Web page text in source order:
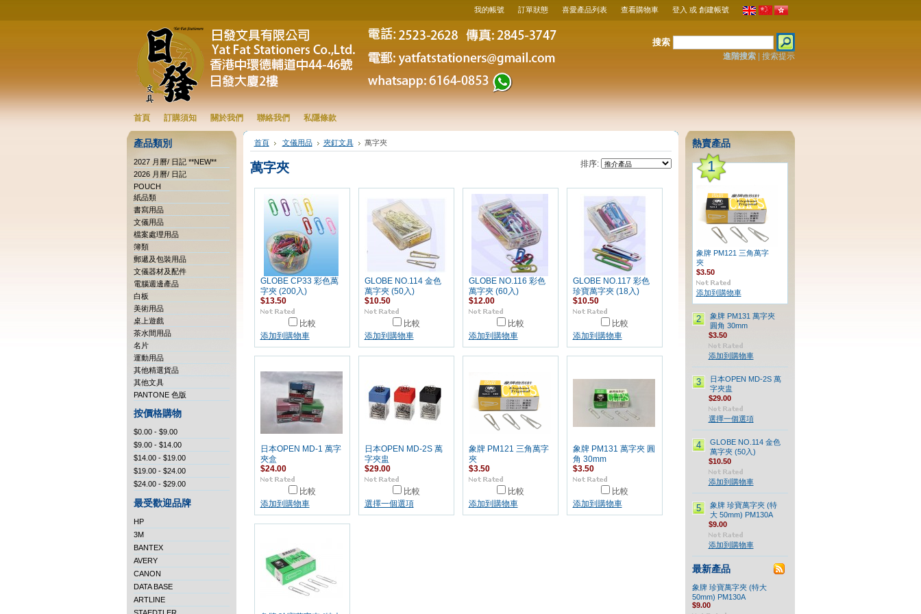
我的帳號 訂單狀態 喜愛產品列表 查看購物車 登入 或 創建帳號
搜索
進階搜索| 搜索提示
首頁 訂購須知 關於我們 聯絡我們 私隱條款
產品類別
2027 月曆/ 日記 **NEW**
2026 月曆/ 日記
POUCH
紙品類
書寫用品
文儀用品
檔案處理用品
簿類
郵遞及包裝用品
文儀器材及配件
電腦週邊產品
白板
美術用品
桌上遊戲
茶水間用品
名片
運動用品
其他精選貨品
其他文具
PANTONE 色版
按價格購物
$0.00 - $9.00
$9.00 - $14.00
$14.00 - $19.00
$19.00 - $24.00
$24.00 - $29.00
最受歡迎品牌
HP
3M
BANTEX
AVERY
CANON
DATA BASE
ARTLINE
首頁 文儀用品 夾釘文具 萬字夾
排序:
萬字夾
GLOBE CP33 彩色萬
字夾 (200入)
$13.50
比較
添加到購物車
GLOBE NO.114 金色
萬字夾 (50入)
$10.50
比較
添加到購物車
GLOBE NO.116 彩色
萬字夾 (60入)
$12.00
比較
添加到購物車
GLOBE NO.117 彩色
珍寶萬字夾 (18入)
$10.50
比較
添加到購物車
日本OPEN MD-1 萬字
夾盒
$24.00
比較
添加到購物車
日本OPEN MD-2S 萬
字夾盅
$29.00
比較
選擇一個選項
象牌 PM121 三角萬字
夾
$3.50
比較
添加到購物車
象牌 PM131 萬字夾 圓
角 30mm
$3.50
比較
添加到購物車
熱賣產品
1
象牌 PM121 三角萬字
夾
$3.50
添加到購物車
2
象牌 PM131 萬字夾
圓角 30mm
$3.50
添加到購物車
3
日本OPEN MD-2S 萬
字夾盅
$29.00
選擇一個選項
4
GLOBE NO.114 金色
萬字夾 (50入)
$10.50
添加到購物車
5
象牌 珍寶萬字夾 (特
大 50mm) PM130A
$9.00
添加到購物車
最新產品
象牌 珍寶萬字夾 (特大
50mm) PM130A
$9.00